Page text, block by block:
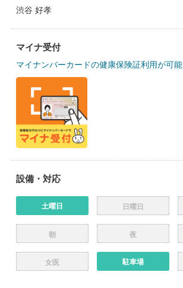
渋谷 好孝
マイナ受付
マイナンバーカードの健康保険証利用が可能
設備・対応
土曜日 日曜日
朝 夜
女医 駐車場